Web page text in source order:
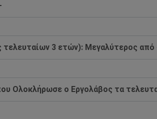
3 ετών): Mεγαλύτερος από
Ολοκλήρωσε ο Εργολάβος τα